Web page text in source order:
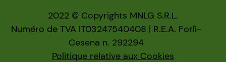
2022 © Copyrights MNLG S.R.L.
Numéro de TVA IT03247540408 | R.E.A. Forlì-
Cesena n. 292294
Politique relative aux Cookies